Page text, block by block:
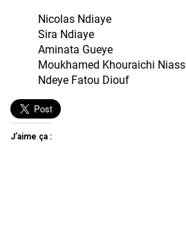
Nicolas Ndiaye
Sira Ndiaye
Aminata Gueye
Moukhamed Khouraichi Niass
Ndeye Fatou Diouf
J’aime ça :